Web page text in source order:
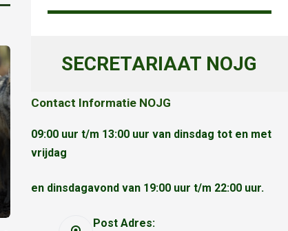
resultaten
SECRETARIAAT NOJG
Contact Informatie NOJG
09:00 uur t/m 13:00 uur van dinsdag tot en met
vrijdag
en dinsdagavond van 19:00 uur t/m 22:00 uur.
Post Adres: